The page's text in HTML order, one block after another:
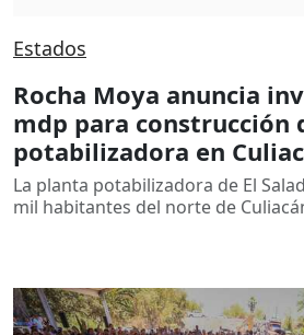
Estados
Rocha Moya anuncia
mdp para construcción
potabilizadora en
La planta potabilizadora de El
mil habitantes del norte de